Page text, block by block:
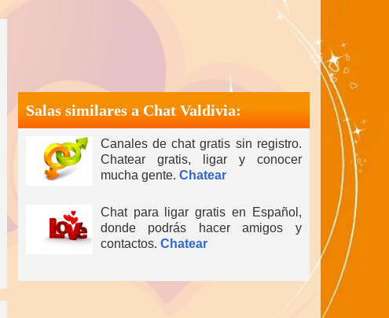
Salas similares a Chat Valdivia:
Canales de chat gratis sin registro.
Chatear gratis, ligar y conocer
mucha gente. Chatear
Chat para ligar gratis en Español,
donde podrás hacer amigos y
contactos. Chatear